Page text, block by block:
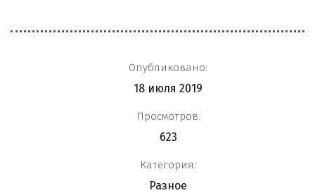
Опубликовано:
18 июля 2019
Просмотров:
623
Категория:
Разное